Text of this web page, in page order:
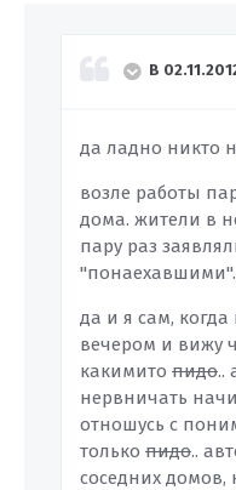
В
да ладно никто
возле работы
дома. жители в
пару раз
"понаехавшими".
да и я сам,
вечером и вижу
какимито пидо..
нервничать
отношусь с
только пидо..
соседних домов,